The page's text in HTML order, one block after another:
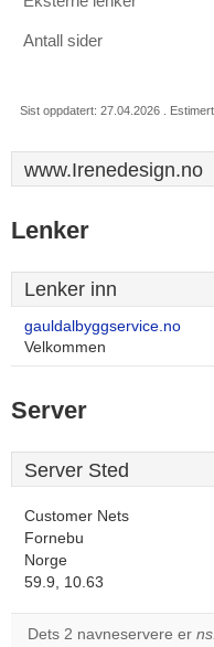
Antall sider
Sist oppdatert: 27.04.2026 .
www.Irenedesign.no
Lenker
Lenker inn
gauldalbyggservice.no
Velkommen
Server
Server Sted
Customer Nets
Fornebu
Norge
59.9, 10.63
Dets 2 navneservere er